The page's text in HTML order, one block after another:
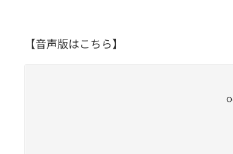
【音声版はこちら】